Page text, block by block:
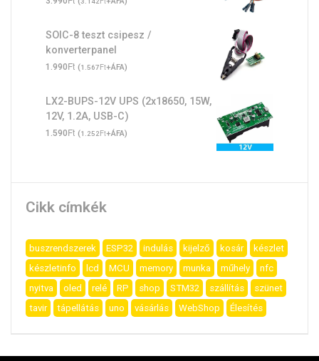
SOIC-8 teszt csipesz /
konverterpanel
1.990Ft (1.567Ft+ÁFA)
LX2-BUPS-12V UPS (2x18650, 15W,
12V, 1.2A, USB-C)
1.590Ft (1.252Ft+ÁFA)
Cikk címkék
buszrendszerek ESP32 indulás kijelző kosár
készlet
készletinfo
lcd MCU memory munka műhely
nfc
nyitva
oled relé RP shop STM32 szállítás
szünet
tavir
tápellátás uno vásárlás WebShop Élesítés